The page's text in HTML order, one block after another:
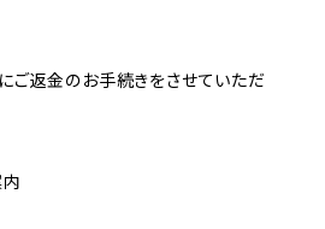
ご返金のお手続きをさせていただ